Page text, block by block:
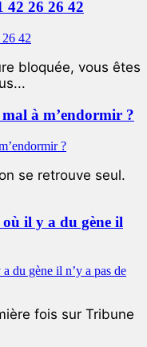
42 26 26 42
bloquée, vous êtes
à m’endormir ?
se retrouve seul.
où il y a du gène il
fois sur Tribune